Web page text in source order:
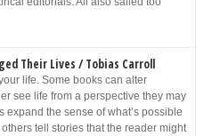
Their Lives / Tobias Carroll
life. Some books can alter
see life from a perspective they may
the sense of what’s possible
tell stories that the reader might